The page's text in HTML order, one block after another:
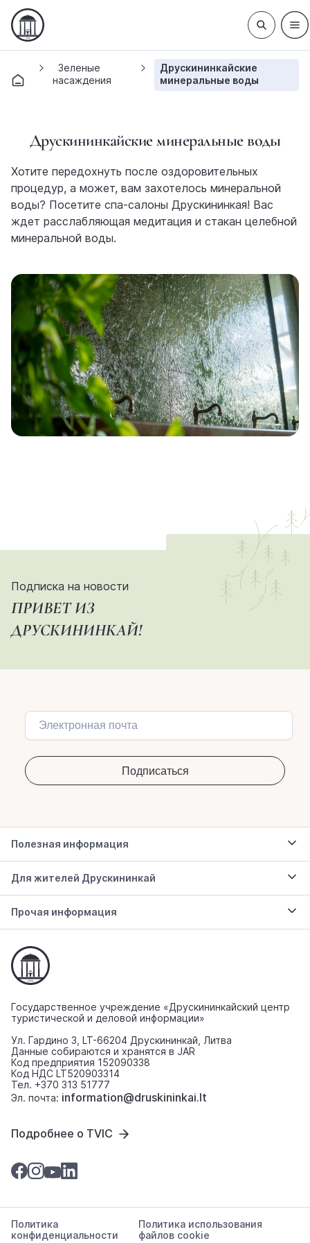
Зеленые
насаждения
Друскининкайские
минеральные воды
Друскининкайские минеральные воды
Хотите передохнуть после оздоровительных
процедур, а может, вам захотелось минеральной
воды? Посетите спа-салоны Друскининкая! Вас
ждет расслабляющая медитация и стакан целебной
минеральной воды.
Подписка на новости
ПРИВЕТ ИЗ
ДРУСКИНИНКАЙ!
Полезная информация
Для жителей Друскининкай
Прочая информация
Государственное учреждение «Друскининкайский центр
туристической и деловой информации»
Ул. Гардино 3, LT-66204 Друскининкай, Литва
Данные собираются и хранятся в JAR
Код предприятия 152090338
Код НДС LT520903314
Тел. +370 313 51777
Эл. почта: information@druskininkai.lt
Подробнее о TVIC
Политика
конфиденциальности
Политика использования
файлов cookie